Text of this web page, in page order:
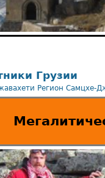
Грузии
Регион Самцхе-